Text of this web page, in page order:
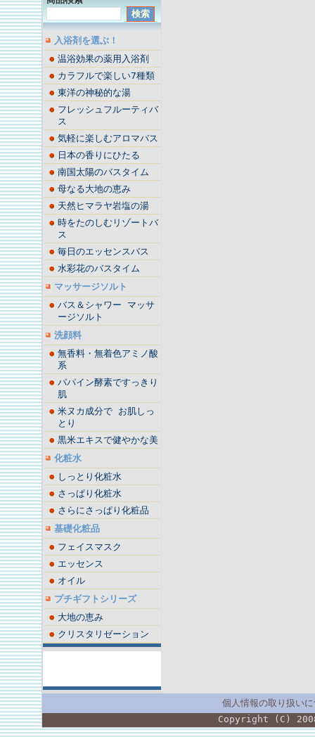
入浴剤を選ぶ！
温浴効果の薬用入浴剤
カラフルで楽しい7種類
東洋の神秘的な湯
フレッシュフルーティバ
ス
気軽に楽しむアロマバス
日本の香りにひたる
南国太陽のバスタイム
母なる大地の恵み
天然ヒマラヤ岩塩の湯
時をたのしむリゾートバ
ス
毎日のエッセンスバス
水彩花のバスタイム
マッサージソルト
バス＆シャワー マッサ
ージソルト
洗顔料
無香料・無着色アミノ酸
系
パパイン酵素ですっきり
肌
米ヌカ成分で お肌しっ
とり
黒米エキスで健やかな美
化粧水
しっとり化粧水
さっぱり化粧水
さらにさっぱり化粧品
基礎化粧品
フェイスマスク
エッセンス
オイル
プチギフトシリーズ
大地の恵み
クリスタリゼーション
個人情報の取り扱い
Copyright (C)